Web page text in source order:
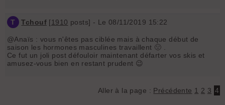
T Tchouf[1910 posts] - Le 08/11/2019 15:22
@Anaïs : vous n'êtes pas ciblée mais à chaque début de
saison les hormones masculines travaillent 🤢 .
Ce fut un joli post défouloir maintenant défarter vos skis et
amusez-vous bien en restant prudent 😉
Aller à la page : Précédente 1 2 3 4